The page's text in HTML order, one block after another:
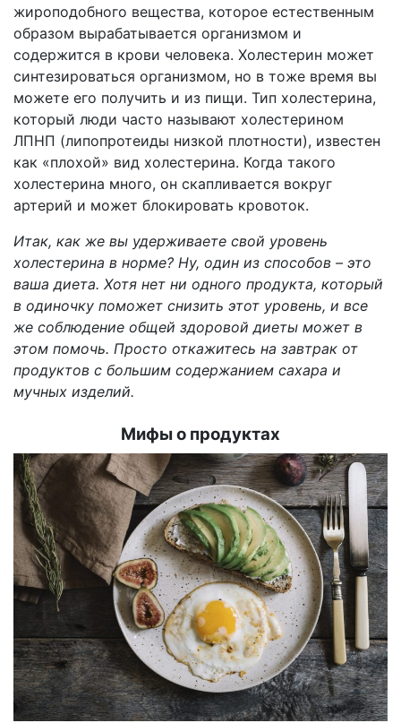
жироподобного вещества, которое естественным
образом вырабатывается организмом и
содержится в крови человека. Холестерин может
синтезироваться организмом, но в тоже время вы
можете его получить и из пищи. Тип холестерина,
который люди часто называют холестерином
ЛПНП (липопротеиды низкой плотности), известен
как «плохой» вид холестерина. Когда такого
холестерина много, он скапливается вокруг
артерий и может блокировать кровоток.
Итак, как же вы удерживаете свой уровень
холестерина в норме? Ну, один из способов – это
ваша диета. Хотя нет ни одного продукта, который
в одиночку поможет снизить этот уровень, и все
же соблюдение общей здоровой диеты может в
этом помочь. Просто откажитесь на завтрак от
продуктов с большим содержанием сахара и
мучных изделий.
Мифы о продуктах